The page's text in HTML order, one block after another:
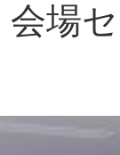
会場